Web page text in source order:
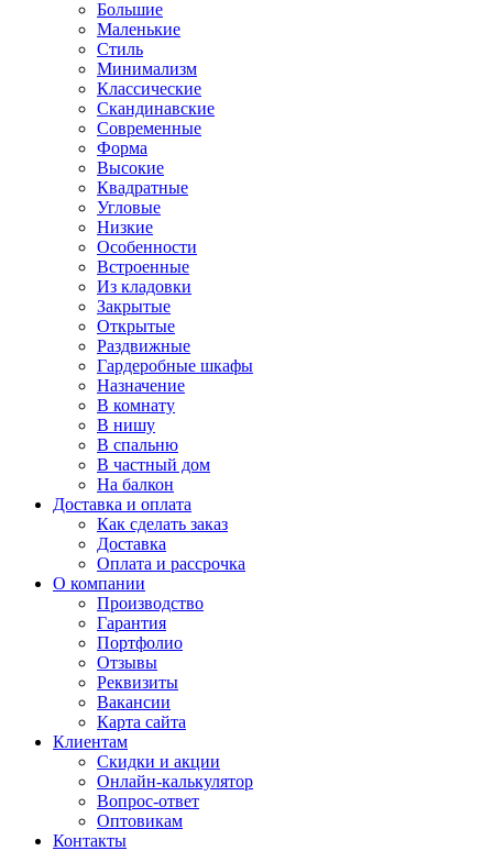
Большие
Маленькие
Стиль
Минимализм
Классические
Скандинавские
Современные
Форма
Высокие
Квадратные
Угловые
Низкие
Особенности
Встроенные
Из кладовки
Закрытые
Открытые
Раздвижные
Гардеробные шкафы
Назначение
В комнату
В нишу
В спальню
В частный дом
На балкон
Доставка и оплата
Как сделать заказ
Доставка
Оплата и рассрочка
О компании
Производство
Гарантия
Портфолио
Отзывы
Реквизиты
Вакансии
Карта сайта
Клиентам
Скидки и акции
Онлайн-калькулятор
Вопрос-ответ
Оптовикам
Контакты